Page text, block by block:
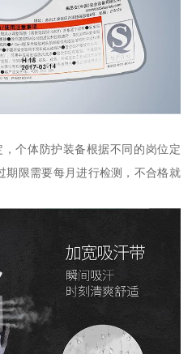
，个体防护装备根据不同的岗位定
期限需要每月进行检测，不合格就